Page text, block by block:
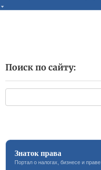
Поиск по сайту:
Знаток права
Портал о налогах, бизнесе и праве